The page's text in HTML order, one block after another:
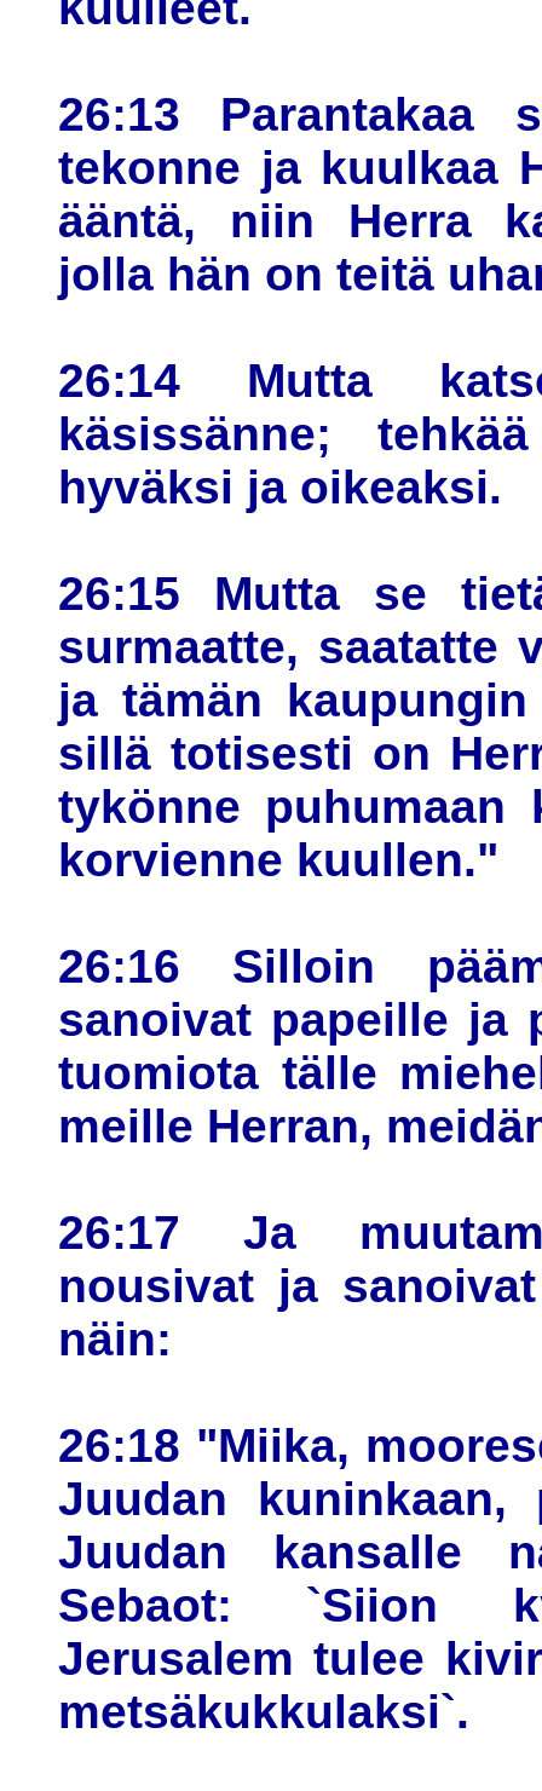
26:13 Parantakaa
tekonne ja kuulkaa
ääntä, niin Herra
jolla hän on teitä
26:14 Mutta
käsissänne;
hyväksi ja oikeaksi.
26:15 Mutta se
surmaatte, saatatte
ja tämän
sillä totisesti on
tykönne puhumaan
korvienne kuullen."
26:16 Silloin
sanoivat papeille ja
tuomiota tälle
meille Herran,
26:17 Ja
nousivat ja
näin:
26:18 "Miika,
Juudan
Juudan kansalle
Sebaot: `Siion
Jerusalem tulee
metsäkukkulaksi`.